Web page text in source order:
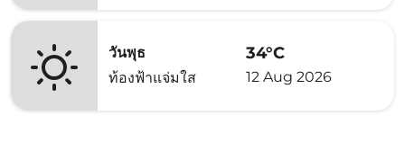
วันพุธ
ท้องฟ้าแจ่มใส
34°C
12 Aug 2026